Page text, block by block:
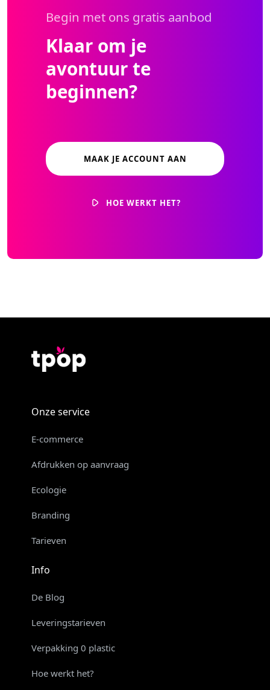
Begin met ons gratis aanbod
Klaar om je
avontuur te
beginnen?
MAAK JE ACCOUNT AAN
HOE WERKT HET?
Onze service
E-commerce
Afdrukken op aanvraag
Ecologie
Branding
Tarieven
Info
De Blog
Leveringstarieven
Verpakking 0 plastic
Hoe werkt het?